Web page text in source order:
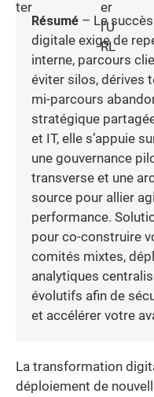
Résumé – Le
digitale exige de
interne, parcours
éviter silos, dérives
mi-parcours
stratégique
et IT, elle s’appuie
une gouvernance
transverse et une
source pour allier
performance.
pour co-construire
comités mixtes,
analytiques
évolutifs afin de
et accélérer votre
La transformation
déploiement de